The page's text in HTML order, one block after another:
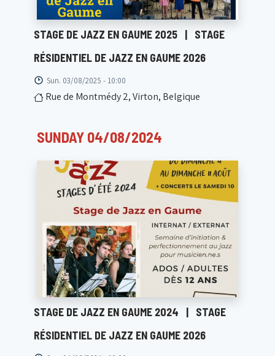
STAGE DE JAZZ EN GAUME 2025 | STAGE
RÉSIDENTIEL DE JAZZ EN GAUME 2026
Sun. 03/08/2025 - 10:00
Rue de Montmédy 2, Virton, Belgique
SUNDAY 04/08/2024
STAGE DE JAZZ EN GAUME 2024 | STAGE
RÉSIDENTIEL DE JAZZ EN GAUME 2026